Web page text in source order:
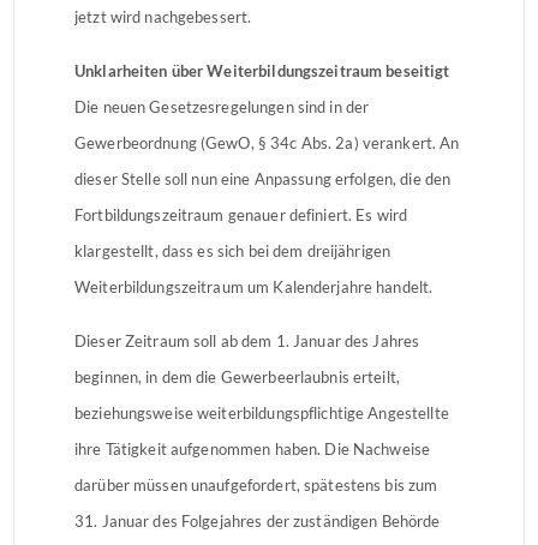
jetzt wird nachgebessert.
Unklarheiten über Weiterbildungszeitraum beseitigt
Die neuen Gesetzesregelungen sind in der
Gewerbeordnung (GewO, § 34c Abs. 2a) verankert. An
dieser Stelle soll nun eine Anpassung erfolgen, die den
Fortbildungszeitraum genauer definiert. Es wird
klargestellt, dass es sich bei dem dreijährigen
Weiterbildungszeitraum um Kalenderjahre handelt.
Dieser Zeitraum soll ab dem 1. Januar des Jahres
beginnen, in dem die Gewerbeerlaubnis erteilt,
beziehungsweise weiterbildungspflichtige Angestellte
ihre Tätigkeit aufgenommen haben. Die Nachweise
darüber müssen unaufgefordert, spätestens bis zum
31. Januar des Folgejahres der zuständigen Behörde